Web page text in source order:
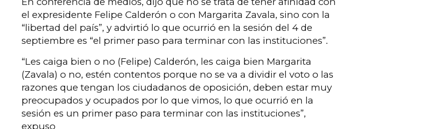
el expresidente Felipe Calderón o con Margarita Zavala, sino con la
“libertad del país”, y advirtió lo que ocurrió en la sesión del 4 de
septiembre es “el primer paso para terminar con las instituciones”.
“Les caiga bien o no (Felipe) Calderón, les caiga bien Margarita
(Zavala) o no, estén contentos porque no se va a dividir el voto o las
razones que tengan los ciudadanos de oposición, deben estar muy
preocupados y ocupados por lo que vimos, lo que ocurrió en la
sesión es un primer paso para terminar con las instituciones”,
expuso